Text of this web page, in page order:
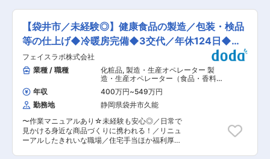
いて： 弁当、惣菜販売を主体事業とするオリジン
事業（「キッチンオリジン」「オリジン弁当」
「オリジンデリカ」）、飲食業を主体事業とする
外食事業（「れんげ食堂Toshu」「武蔵野うどん
小麦晴れ」「鉄鍋焼きスパ ゲッティ」）の店舗を
運営しています。また、イオングループデリカ部
門にオリジン商品を融合させるMD融合事業、冷
凍食品などを販売する外販事業を展開していま
す。 変更の範囲：工場品質保証に関わる業務及び
関連付随業務／人事異動が行われた場合は会社の
指示する業務
程の管理（生産計画の立案・実行） 習熟度や意欲
に応じて業務の幅を広げ、将来的には幹部候補と
して下記業務を担っていただきます。 ・メンバー
マネジメント ・従業員の労務管理 ・生産性向上
施策の企画・実行 ・品質改善活動 ・工場の予実
管理 など ■組織構成 ・各工場の在籍人数：
200〜300名 ・正社員数：約10名（係長：1〜2
名、課長：1〜2名） 少数精鋭の正社員体制で、現
場全体を統括しています。 ■キャリアパス 成果
や姿勢次第で、スピード感のあるキャリアアップ
が可能。 ◎係長／想定年収：400万円〜 ・現場業
務に加え、スタッフのとりまとめ役 ・機械トラブ
ル対応 ・派遣社員面接への同席 など ◎課長／想
定年収：500〜600万 ・トラブル時の一次対応 ・
歩留まり率など数値管理 ・工場長のサポート ・
デスクワーク中心のポジションもあり ※その後は
【袋井市／未経験◎】健康食品の製造／包装・検品
等の仕上げ◆冷暖房完備◆3交代／年休124日◆各
種手当
フェイスラボ株式会社
業種 / 職種
化粧品, 製造・生産オペレーター 製
造・生産オペレーター（食品・香料・
飼料）
年収 400万円~549万円
勤務地
静岡県袋井市久能
〜作業マニュアルあり☆未経験も安心◎／日常で
見かける身近な商品づくりに携われる！／リニュ
ーアルしたきれいな職場／住宅手当ほか福利厚生